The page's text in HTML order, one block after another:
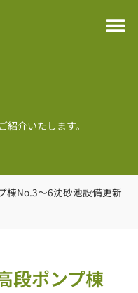
介いたします。
棟No.3～6沈砂池設備更新
段ポンプ棟